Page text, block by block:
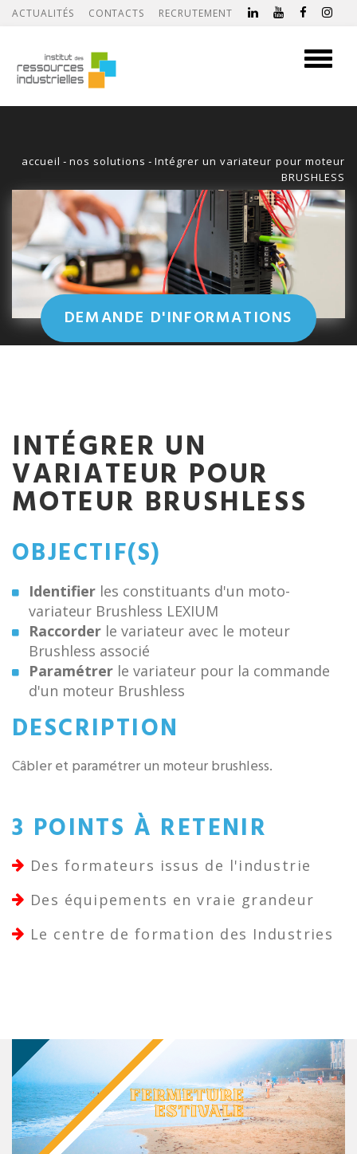
ACTUALITÉS CONTACTS RECRUTEMENT
Toggle
accueil -nos solutions - Intégrer un variateur pour moteur
BRUSHLESS
DEMANDE D'INFORMATIONS
INTÉGRER UN
VARIATEUR POUR
MOTEUR BRUSHLESS
OBJECTIF(S)
Identifier les constituants d'un moto-
variateur Brushless LEXIUM
Raccorder le variateur avec le moteur
Brushless associé
Paramétrer le variateur pour la commande
d'un moteur Brushless
DESCRIPTION
Câbler et paramétrer un moteur brushless.
3 POINTS À RETENIR
Des formateurs issus de l'industrie
Des équipements en vraie grandeur
Le centre de formation des Industries